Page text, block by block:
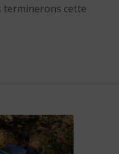
terminerons cette